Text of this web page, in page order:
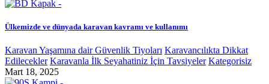
Ülkemizde ve dünyada karavan kavramı ve kullanımı
Karavan Yaşamına dair Güvenlik Tiyoları Karavancılıkta Dikkat
Edilecekler Karavanla İlk Seyahatiniz İçin Tavsiyeler Kategorisiz
Mart 18, 2025